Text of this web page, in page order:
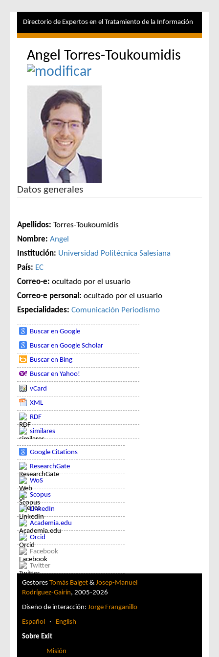
Directorio de Expertos en el Tratamiento de la Información
Angel Torres-Toukoumidis
Datos generales
Apellidos: Torres-Toukoumidis
Nombre: Angel
Institución: Universidad Politécnica Salesiana
País: EC
Correo-e: ocultado por el usuario
Correo-e personal: ocultado por el usuario
Especialidades: Comunicación Periodismo
Buscar en Google
Buscar en Google Scholar
Buscar en Bing
Buscar en Yahoo!
vCard
XML
RDF
similares
Google Citations
ResearchGate
WoS
Scopus
LinkedIn
Academia.edu
Orcid
Facebook
Twitter
Gestores Tomàs Baiget & Josep-Manuel
Rodríguez-Gairín, 2005-2026
Diseño de interacción: Jorge Franganillo
Español · English
Sobre Exit
Misión